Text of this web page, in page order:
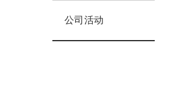
公司活动